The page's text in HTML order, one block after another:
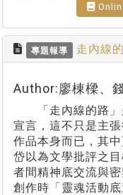
專題報導 走內線
Author:廖棟樑、
「走內線的路」
宣言，這不只是主
作品本身而已，其
岱以為文學批評之
者間精神底交流與
創作時「靈魂活動